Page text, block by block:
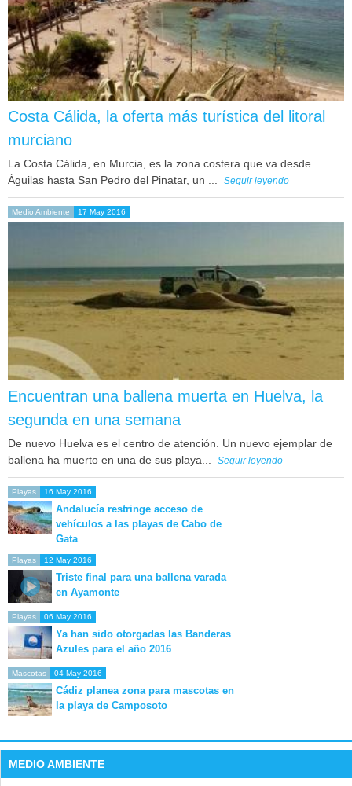
Costa Cálida, la oferta más turística del litoral
murciano
La Costa Cálida, en Murcia, es la zona costera que va desde
Águilas hasta San Pedro del Pinatar, un ... Seguir leyendo
Medio Ambiente 17 May 2016
Encuentran una ballena muerta en Huelva, la
segunda en una semana
De nuevo Huelva es el centro de atención. Un nuevo ejemplar de
ballena ha muerto en una de sus playa... Seguir leyendo
Playas 16 May 2016
Andalucía restringe acceso de
vehículos a las playas de Cabo de
Gata
Playas 12 May 2016
Triste final para una ballena varada
en Ayamonte
Playas 06 May 2016
Ya han sido otorgadas las Banderas
Azules para el año 2016
Mascotas 04 May 2016
Cádiz planea zona para mascotas en
la playa de Camposoto
MEDIO AMBIENTE